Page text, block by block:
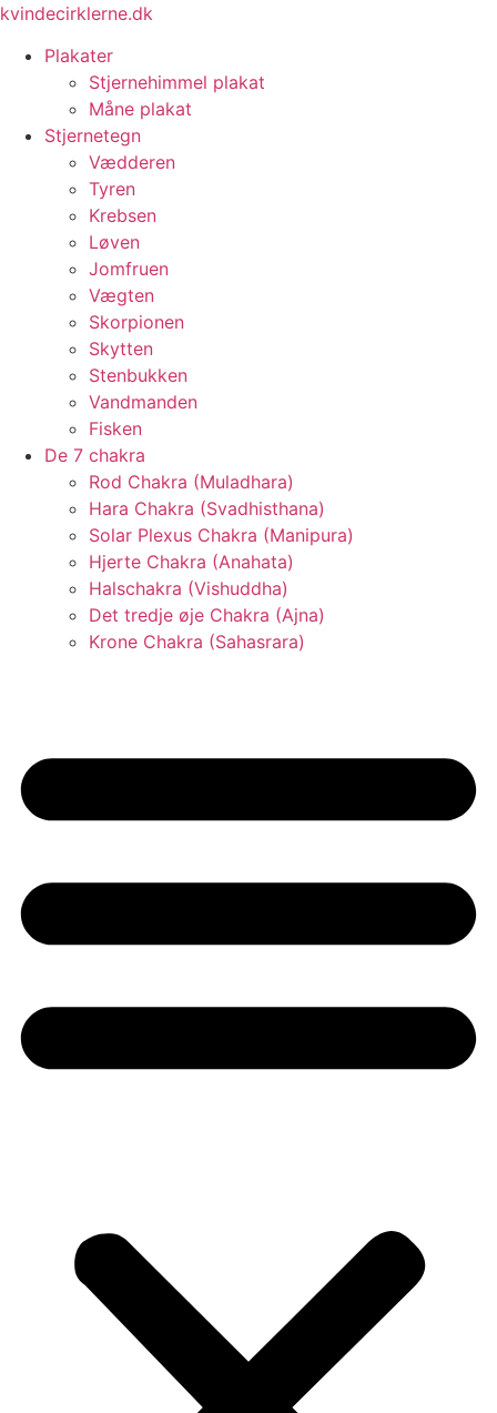
Videre
indhold
kvindecirklerne.dk
Plakater
Stjernehimmel plakat
Måne plakat
Stjernetegn
Vædderen
Tyren
Krebsen
Løven
Jomfruen
Vægten
Skorpionen
Skytten
Stenbukken
Vandmanden
Fisken
De 7 chakra
Rod Chakra (Muladhara)
Hara Chakra (Svadhisthana)
Solar Plexus Chakra (Manipura)
Hjerte Chakra (Anahata)
Halschakra (Vishuddha)
Det tredje øje Chakra (Ajna)
Krone Chakra (Sahasrara)